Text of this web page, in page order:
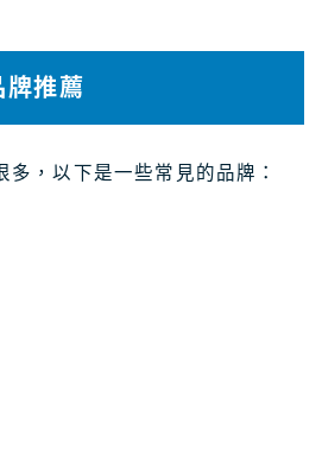
牌推薦
多，以下是一些常見的品牌：